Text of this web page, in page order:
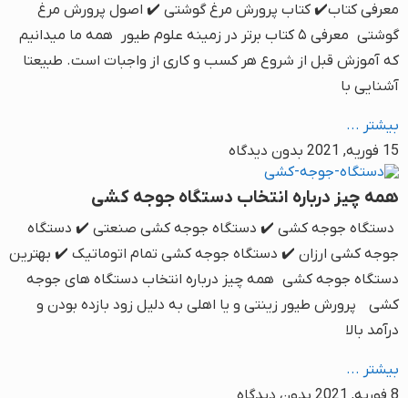
معرفی کتاب✔️ کتاب پرورش مرغ گوشتی ✔️ اصول پرورش مرغ
گوشتی معرفی ۵ کتاب برتر در زمینه علوم طیور همه ما میدانیم
که آموزش قبل از شروع هر کسب و کاری از واجبات است. طبیعتا
آشنایی با
بیشتر ...
15 فوریه, 2021
بدون دیدگاه
همه چیز درباره انتخاب دستگاه جوجه کشی
دستگاه جوجه کشی ✔️ دستگاه جوجه کشی صنعتی ✔️ دستگاه
جوجه کشی ارزان ✔️ دستگاه جوجه کشی تمام اتوماتیک ✔️ بهترین
دستگاه جوجه کشی همه چیز درباره انتخاب دستگاه های جوجه
کشی پرورش طیور زینتی و یا اهلی به دلیل زود بازده بودن و
درآمد بالا
بیشتر ...